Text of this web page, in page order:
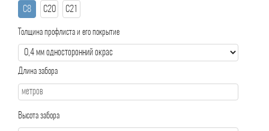
С8 С20 С21
Толщина профлиста и его покрытие
Длина забора
Высота забора